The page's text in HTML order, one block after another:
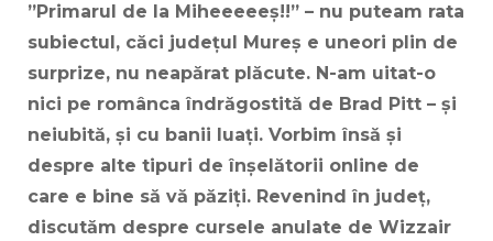
”Primarul de la Miheeeeeș!!” – nu puteam rata
subiectul, căci județul Mureș e uneori plin de
surprize, nu neapărat plăcute. N-am uitat-o
nici pe românca îndrăgostită de Brad Pitt – și
neiubită, și cu banii luați. Vorbim însă și
despre alte tipuri de înșelătorii online de
care e bine să vă păziți. Revenind în județ,
discutăm despre cursele anulate de Wizzair